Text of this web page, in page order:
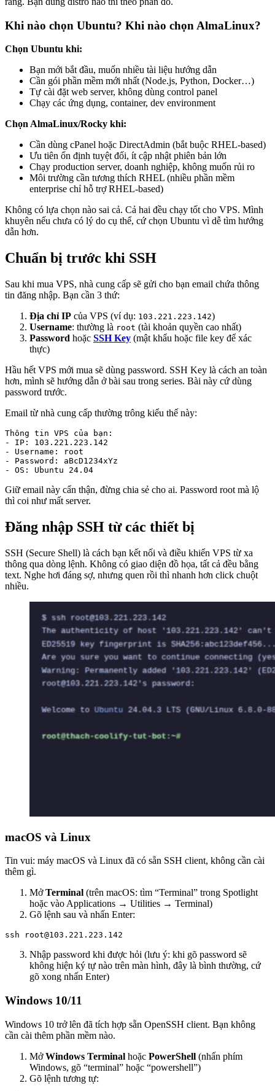
unattended-upgrades và dnf-automatic
auditd, AIDE và Wazuh
39. Backup và phục hồi sự cố cho VPS Linux – Kế
Khi nào chọn Ubuntu? Khi nào chọn AlmaLinux?
Chọn Ubuntu khi:
Bạn mới bắt đầu, muốn nhiều tài liệu hướng dẫn
Cần gói phần mềm mới nhất (Node.js, Python, Docker…)
Tự cài đặt web server, không dùng control panel
Chạy các ứng dụng, container, dev environment
Chọn AlmaLinux/Rocky khi:
Cần dùng cPanel hoặc DirectAdmin (bắt buộc RHEL-based)
Ưu tiên ổn định tuyệt đối, ít cập nhật phiên bản lớn
Chạy production server, doanh nghiệp, không muốn rủi ro
Môi trường cần tương thích RHEL (nhiều phần mềm
enterprise chỉ hỗ trợ RHEL-based)
Không có lựa chọn nào sai cả. Cả hai đều chạy tốt cho VPS. Mình
khuyên nếu chưa có lý do cụ thể, cứ chọn Ubuntu vì dễ tìm hướng
dẫn hơn.
Chuẩn bị trước khi SSH
Sau khi mua VPS, nhà cung cấp sẽ gửi cho bạn email chứa thông
tin đăng nhập. Bạn cần 3 thứ:
Địa chỉ IP của VPS (ví dụ: 103.221.223.142)
Username: thường là root (tài khoản quyền cao nhất)
Password hoặc SSH Key (mật khẩu hoặc file key để xác
thực)
Hầu hết VPS mới mua sẽ dùng password. SSH Key là cách an toàn
hơn, mình sẽ hướng dẫn ở bài sau trong series. Bài này cứ dùng
password trước.
Email từ nhà cung cấp thường trông kiểu thế này:
Thông tin VPS của bạn:
- IP: 103.221.223.142
- Username: root
- Password: aBcD1234xYz
- OS: Ubuntu 24.04
Giữ email này cẩn thận, đừng chia sẻ cho ai. Password root mà lộ
thì coi như mất server.
Đăng nhập SSH từ các thiết bị
SSH (Secure Shell) là cách bạn kết nối và điều khiển VPS từ xa
thông qua dòng lệnh. Không có giao diện đồ họa, tất cả đều bằng
text. Nghe hơi đáng sợ, nhưng quen rồi thì nhanh hơn click chuột
nhiều.
macOS và Linux
Tin vui: máy macOS và Linux đã có sẵn SSH client, không cần cài
thêm gì.
MởTerminal (trên macOS: tìm “Terminal” trong Spotlight
hoặc vào Applications → Utilities → Terminal)
Gõ lệnh sau và nhấn Enter:
ssh root@103.221.223.142
Nhập password khi được hỏi (lưu ý: khi gõ password sẽ
không hiện ký tự nào trên màn hình, đây là bình thường, cứ
gõ xong nhấn Enter)
Windows 10/11
Windows 10 trở lên đã tích hợp sẵn OpenSSH client. Bạn không
cần cài thêm phần mềm nào.
MởWindows Terminal hoặc PowerShell (nhấn phím
Windows, gõ “terminal” hoặc “powershell”)
Gõ lệnh tương tự: